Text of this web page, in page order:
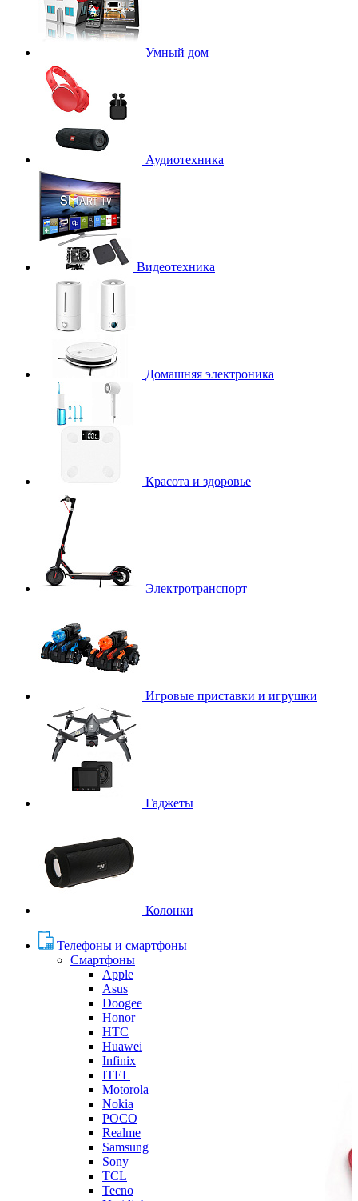
Умный дом
Аудиотехника
Видеотехника
Домашняя электроника
Красота и здоровье
Электротранспорт
Игровые приставки и игрушки
Гаджеты
Колонки
Телефоны и смартфоны
Смартфоны
Apple
Asus
Doogee
Honor
HTC
Huawei
Infinix
ITEL
Motorola
Nokia
POCO
Realme
Samsung
Sony
TCL
Tecno